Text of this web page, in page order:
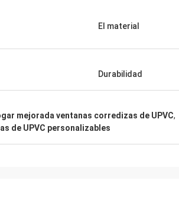
El material
Durabilidad
mejorada ventanas corredizas de UPVC,
de UPVC personalizables